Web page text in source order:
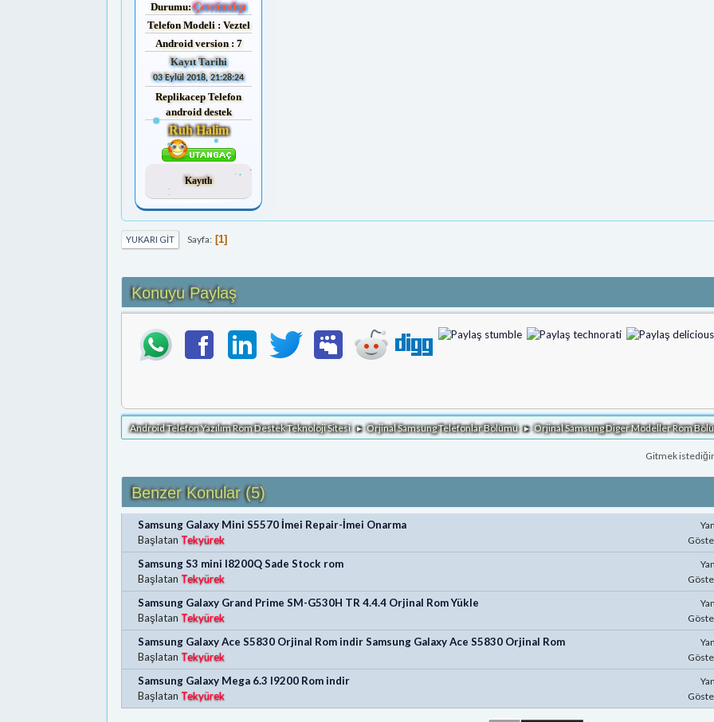
Durumu: Çevrimdışı
Telefon Modeli : Veztel
Android version : 7
Kayıt Tarihi
03 Eylül 2018, 21:28:24
Replikacep Telefon
android destek
Ruh Halim
Kayıtlı
YUKARI GIT Sayfa 1
Konuyu Paylaş
Android Telefon Yazılım Rom Destek Teknoloji Sitesi ► Orjinal Samsung Telefonlar Bölümü ► Orjinal Samsung Diger Modeller Rom
Gitmek
Benzer Konular (5)
Samsung Galaxy Mini S5570 İmei Repair-İmei Onarma
BaşlatanTekyürek
Samsung S3 mini I8200Q Sade Stock rom
BaşlatanTekyürek
Samsung Galaxy Grand Prime SM-G530H TR 4.4.4 Orjinal Rom Yükle
BaşlatanTekyürek
Samsung Galaxy Ace S5830 Orjinal Rom indir Samsung Galaxy Ace S5830 Orjinal Rom
BaşlatanTekyürek
Samsung Galaxy Mega 6.3 I9200 Rom indir
BaşlatanTekyürek